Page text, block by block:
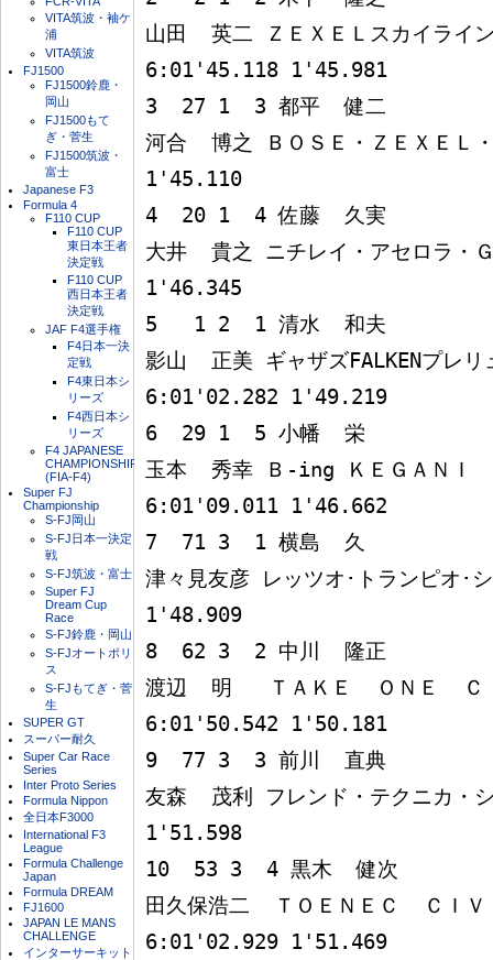
VITA筑波・袖ケ
浦
VITA筑波
FJ1500
FJ1500鈴鹿・
岡山
FJ1500もて
ぎ・菅生
FJ1500筑波・
富士
Japanese F3
Formula 4
F110 CUP
F110 CUP
東日本王者
決定戦
F110 CUP
西日本王者
決定戦
JAF F4選手権
F4日本一決
定戦
F4東日本シ
リーズ
F4西日本シ
リーズ
F4 JAPANESE
CHAMPIONSHIP
(FIA-F4)
Super FJ
Championship
S-FJ岡山
S-FJ日本一決定
戦
S-FJ筑波・富士
Super FJ
Dream Cup
Race
S-FJ鈴鹿・岡山
S-FJオートポリ
ス
S-FJもてぎ・菅
生
SUPER GT
スーパー耐久
Super Car Race
Series
Inter Proto Series
Formula Nippon
全日本F3000
International F3
League
Formula Challenge
Japan
Formula DREAM
FJ1600
JAPAN LE MANS
CHALLENGE
インターサーキット
山田  英二 ＺＥＸＥＬスカイラ
6:01'45.118 1'45.981
3  27 1  3 都平  健二
河合  博之 ＢＯＳＥ・ＺＥＸＥ
1'45.110
4  20 1  4 佐藤  久実
大井  貴之 ニチレイ・アセロラ
1'46.345
5   1 2  1 清水  和夫
影山  正美 ギャザズFALKENプレ
6:01'02.282 1'49.219
6  29 1  5 小幡  栄
玉本  秀幸 Ｂ-ing ＫＥＧＡＮＩ
6:01'09.011 1'46.662
7  71 3  1 横島  久
津々見友彦 レッツオ･トランピ
1'48.909
8  62 3  2 中川  隆正
渡辺  明   ＴＡＫＥ  ＯＮＥ  Ｃ
6:01'50.542 1'50.181
9  77 3  3 前川  直典
友森  茂利 フレンド・テクニカ
1'51.598
10  53 3  4 黒木  健次
田久保浩二  ＴＯＥＮＥＣ  Ｃ
6:01'02.929 1'51.469